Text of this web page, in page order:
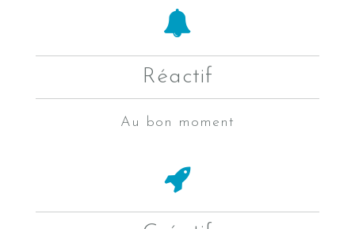
Réactif
Au bon moment